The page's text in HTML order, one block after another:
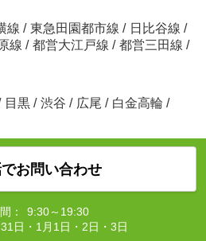
線 / 東急田園都市線 / 日比谷線 /
線 / 都営大江戸線 / 都営三田線 /
目黒 / 渋谷 / 広尾 / 白金高輪 /
お問い合わせ
：
9:30～19:30
日・1月1日・2日・3日